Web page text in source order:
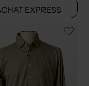
EXPRESS